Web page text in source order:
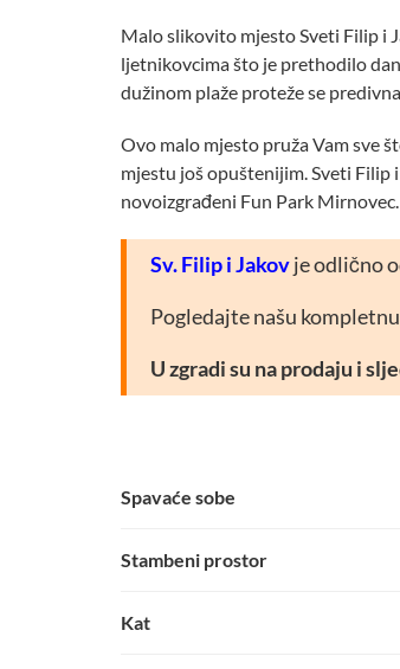
Malo slikovito mjesto Sveti Filip i
ljetnikovcima što je prethodilo
dužinom plaže proteže se
Ovo malo mjesto pruža Vam sve
mjestu još opuštenijim. Sveti Filip
novoizgrađeni Fun Park Mirnovec.
Sv. Filip i Jakovje odlično
Pogledajte našu
U zgradi su na prodaju i
Spavaće sobe
Stambeni prostor
Kat